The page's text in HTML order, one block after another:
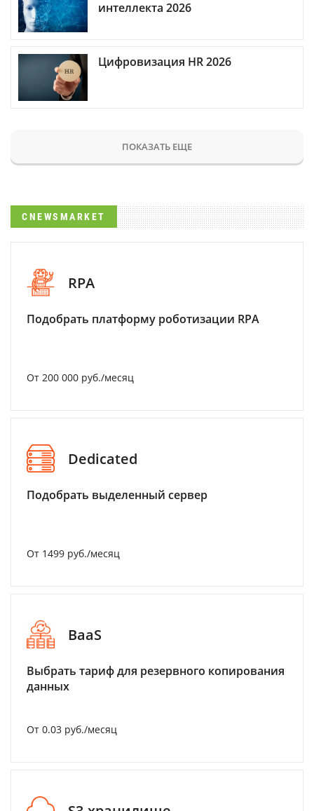
интеллекта 2026
Цифровизация HR 2026
ПОКАЗАТЬ ЕЩЕ
CNEWSMARKET
RPA
Подобрать платформу роботизации RPA
От 200 000 руб./месяц
Dedicated
Подобрать выделенный сервер
От 1499 руб./месяц
BaaS
Выбрать тариф для резервного копирования
данных
От 0.03 руб./месяц